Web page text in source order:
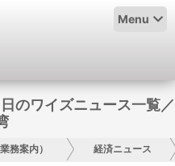
Menu
のワイズニュース一覧／
務案内） 経済ニュース